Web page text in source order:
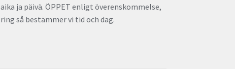
aika ja päivä. ÖPPET enligt överenskommelse,
ring så bestämmer vi tid och dag.